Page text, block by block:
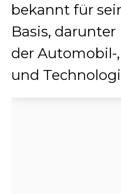
bekannt für
Basis,
der Automobil-
und